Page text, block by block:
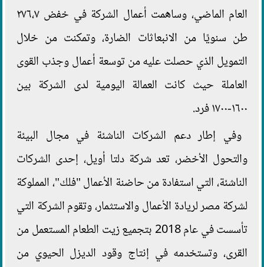
العام الماضي، وساهمت أعمال الشركة في خفض ٢٧٦،٧
طن سنويًا من الانبعاثات الضارة، وتمكنت من خلال
التمويل الذي حصلت عليه من توسعة أعمال وجذب القوى
العاملة حيث كانت العمالة اليومية لدى الشركة بين
١٦٠٠-١٧٠٠ فرد.
وفي إطار دعم الشركات الناشئة في مجال البيئة
والتحول الأخضر، تعد شركة دلتا أويل، إحدى الشركات
الناشئة، التي استفادة من حاضنة الأعمال "فلك"، المملوكة
لشركة مصر لريادة الأعمال والاستثمار، وتقوم الشركة التي
تأسست في عام 2018 بتجميع زيت الطعام المستعمل من
القرى، وتستخدمه في إنتاج وقود الديزل الحيوي من